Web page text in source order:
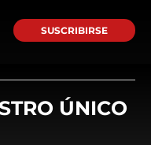
SUSCRIBIRSE
ÚNICO